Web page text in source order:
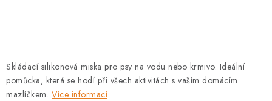
Podmínky ochrany osobních údajů
Zásady použivání souboru cookies
Skládací silikonová miska pro psy na vodu nebo krmivo. Ideální
pomůcka, která se hodí při všech aktivitách s vaším domácím
mazlíčkem. Více informací